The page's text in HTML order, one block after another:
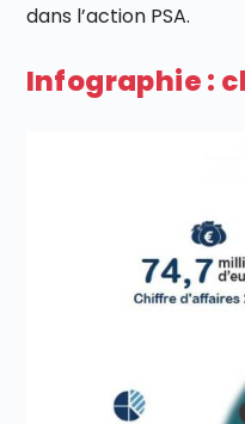
dans l’action PSA.
Infographie :